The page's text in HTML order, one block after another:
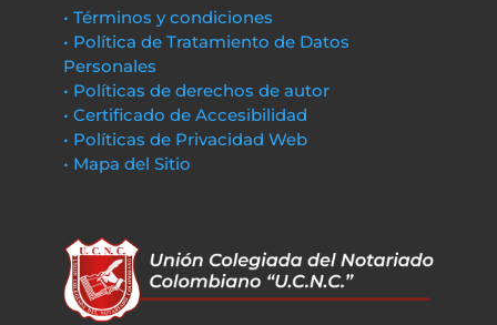
• Términos y condiciones
• Política de Tratamiento de Datos
Personales
• Políticas de derechos de autor
• Certificado de Accesibilidad
• Políticas de Privacidad Web
• Mapa del Sitio